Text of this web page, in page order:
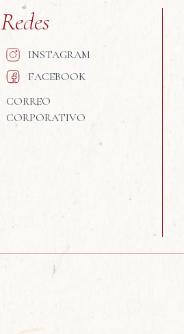
Redes
INSTAGRAM
FACEBOOK
CORREO
CORPORATIVO